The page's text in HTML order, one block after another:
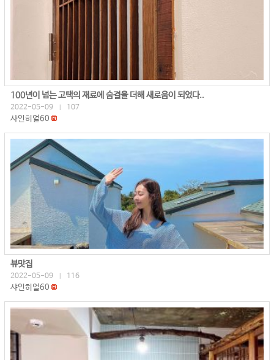
100년이 넘는 고택의 재료에 숨결을 더해 새로움이 되었다..
2022-05-09 107
샤인히얼60
뷰맛집
2022-05-09 116
샤인히얼60